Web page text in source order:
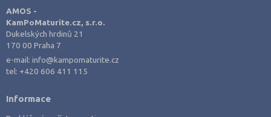
Karlovy Vary (3)
Kladno (2)
Klatovy (1)
Kroměříž (3)
Zemědělské a ekologické
AMOS -
KamPoMaturite.cz, s.r.o.
Dukelských hrdinů 21
170 00 Praha 7
e-mail:info@kampomaturite.cz
tel: +420 606 411 115
Informace